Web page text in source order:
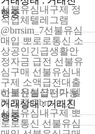
행중
선불유심내구제 정
식업체텔레그램
@brrsim_7선불유심
매입 뽀로로통신 소
상공인긴급생활안
정자금 급전 선불유
심구매 선불유심내
구제 소액급전대출
바로신불급전가능
거래상태 : 거래진
행중
선불유심삽니다 텔
레그램@brrsim_7
선불유심내구제 뽀
로로통신 선불유심